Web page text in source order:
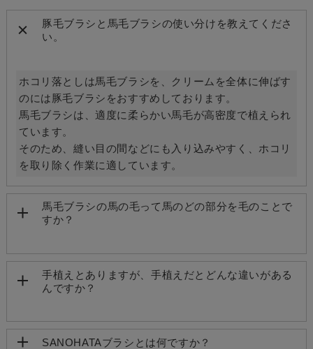
豚毛ブラシと馬毛ブラシの使い分けを教えてくださ
い。
ホコリ落としは馬毛ブラシを、クリームを全体に伸ばす
のには豚毛ブラシをおすすめしております。
馬毛ブラシは、適度に柔らかい馬毛が高密度で植えられ
ています。
そのため、縫い目の間などにも入り込みやすく、ホコリ
を取り除く作業に適しています。
馬毛ブラシの馬の毛って馬のどの部分を毛のことで
すか？
手植えとありますが、手植えだとどんな違いがある
んですか？
SANOHATAブラシとは何ですか？